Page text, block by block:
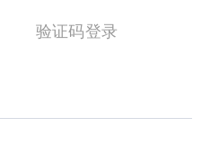
验证码登录